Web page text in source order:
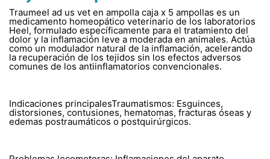
Traumeel ad us vet en ampolla caja x 5 ampollas es un
medicamento homeopático veterinario de los laboratorios
Heel, formulado específicamente para el tratamiento del
dolor y la inflamación leve a moderada en animales. Actúa
como un modulador natural de la inflamación, acelerando
la recuperación de los tejidos sin los efectos adversos
comunes de los antiinflamatorios convencionales.
Indicaciones principalesTraumatismos: Esguinces,
distorsiones, contusiones, hematomas, fracturas óseas y
edemas postraumáticos o postquirúrgicos.